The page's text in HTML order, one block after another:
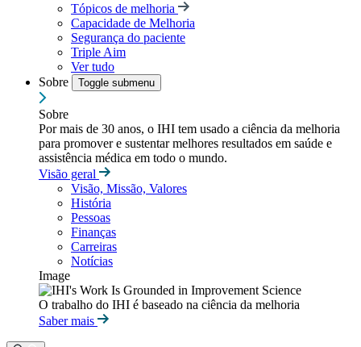
Tópicos de melhoria
Capacidade de Melhoria
Segurança do paciente
Triple Aim
Ver tudo
Sobre
Toggle submenu
Sobre
Por mais de 30 anos, o IHI tem usado a ciência da melhoria
para promover e sustentar melhores resultados em saúde e
assistência médica em todo o mundo.
Visão geral
Visão, Missão, Valores
História
Pessoas
Finanças
Carreiras
Notícias
Image
O trabalho do IHI é baseado na ciência da melhoria
Saber mais